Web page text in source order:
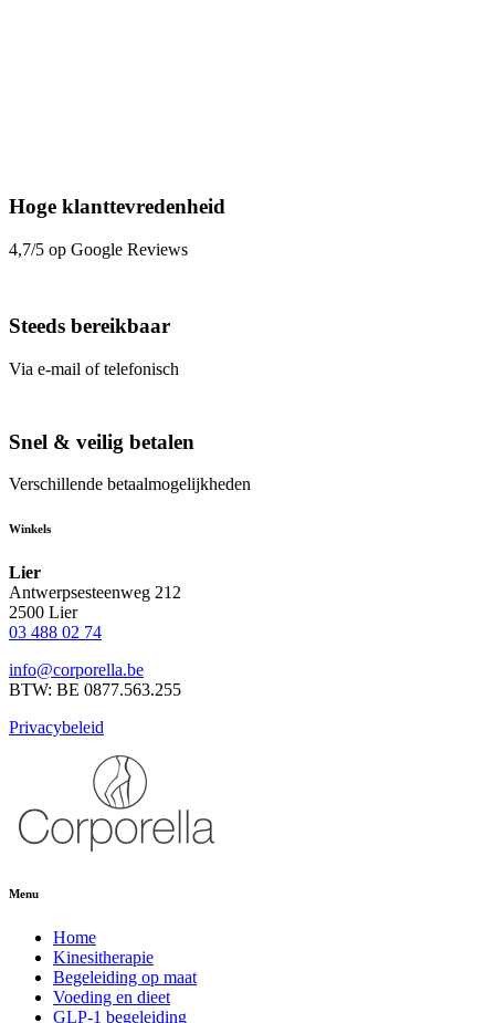
Hoge klanttevredenheid
4,7/5 op Google Reviews
Steeds bereikbaar
Via e-mail of telefonisch
Snel & veilig betalen
Verschillende betaalmogelijkheden
Winkels
Lier
Antwerpsesteenweg 212
2500 Lier
03 488 02 74
info@corporella.be
BTW: BE 0877.563.255
Privacybeleid
Menu
Home
Kinesitherapie
Begeleiding op maat
Voeding en dieet
GLP-1 begeleiding